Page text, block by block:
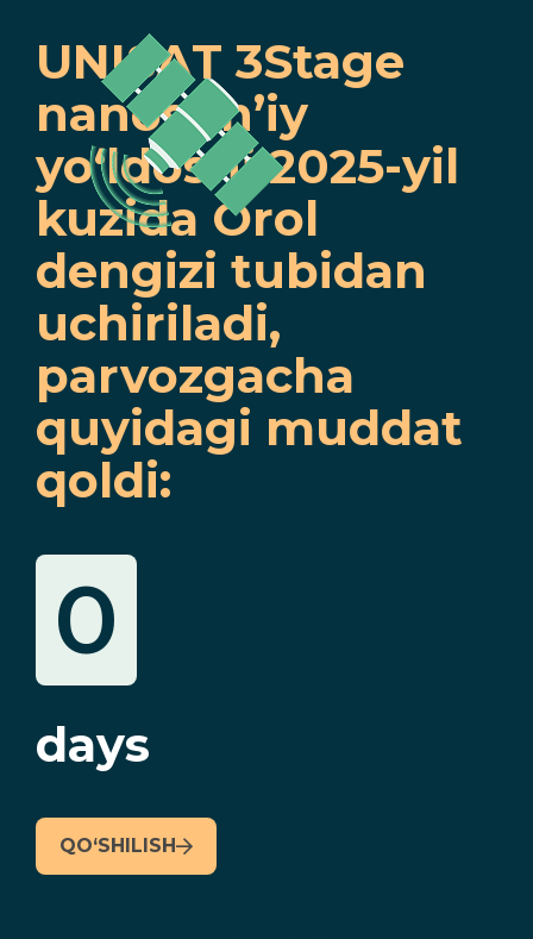
UNISAT 3Stage
nanosun’iy
yo‘ldoshi 2025-yil
kuzida Orol
dengizi tubidan
uchiriladi,
parvozgacha
quyidagi muddat
qoldi:
0
days
QO‘SHILISH